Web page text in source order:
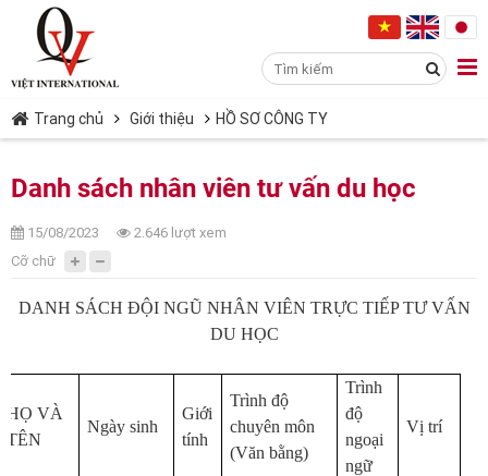
Trang chủ Giới thiệu HỒ SƠ CÔNG TY
Danh sách nhân viên tư vấn du học
15/08/2023
2.646 lượt xem
Cỡ chữ
DANH SÁCH ĐỘI NGŨ NHÂN VIÊN TRỰC TIẾP TƯ VẤN
DU HỌC
HỌ VÀ
TÊN
Ngày sinh
Giới
tính
Trình độ
chuyên môn
(Văn bằng)
Trình
độ
ngoại
ngữ
Vị trí